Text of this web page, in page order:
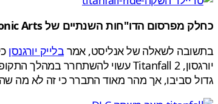
כחלק מפרסום הדו"חות השנתיים של Electronic Arts, סמנכ"ל הכספים של החברה הודיע כי המשחק Titanfall 2 לא הולך להשתחרר בזמן הקרוב.
בתשובה לשאלה של אנליסט, אמרבלייק יורגנסן
גדול סביבו, אך מהר מאוד התברר כי זה לא מה